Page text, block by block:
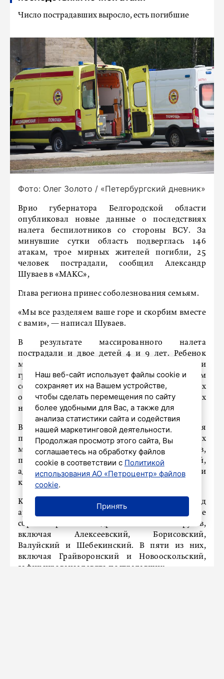
Число пострадавших выросло, есть погибшие
Фото: Олег Золото / «Петербургский дневник»
Врио губернатора Белгородской области
опубликовал новые данные о последствиях
налета беспилотников со стороны ВСУ. За
минувшие сутки область подверглась 146
атакам, трое мирных жителей погибли, 25
человек пострадали, сообщил Александр
Шуваев в «МАКС»,
Глава региона принес соболезнования семьям.
«Мы все разделяем ваше горе и скорбим вместе
с вами», — написал Шуваев.
В результате массированного налета
пострадали и двое детей 4 и 9 лет. Ребенок
младшего возраста с осколочными ранениями
грудной клетки госпитализирован в тяжелом
состоянии средней степени, еще 13 взрослых
остаются в больницах, причем один из раненых
находится в крайне тяжелом состоянии.
Во время атаки произошли возгорания
припаркованных автомобилей, двух
многоквартирных и частного домов,
повреждены десятки жилых строений,
административные здания, социальные и
коммерческие объекты.
Кроме того, в течение суток под
артиллерийские и авиационные удары, а также
сбросы взрывчатки с дронов попали 20 округов,
включая Алексеевский, Борисовский,
Валуйский и Шебекинский. В пяти из них,
включая Грайворонский и Новооскольский,
зафиксированы девять пострадавших.
Наш веб-сайт использует файлы cookie и
сохраняет их на Вашем устройстве,
чтобы сделать перемещения по сайту
более удобными для Вас, а также для
анализа статистики сайта и содействия
нашей маркетинговой деятельности.
Продолжая просмотр этого сайта, Вы
соглашаетесь на обработку файлов
cookie в соответствии с Политикой
использования АО «Петроцентр» файлов
cookie.
Принять